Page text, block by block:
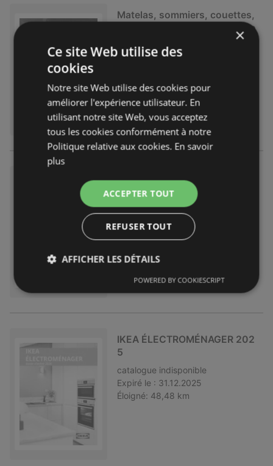
Matelas, sommiers, couettes,
oreillers, alèses et protèges-o
catalogue indisponible
Éloigné: 48,48 km
IKEA CUISINES Guide d’achat
2025
catalogue indisponible
31.12.2025
Éloigné:
48,48 km
IKEA ÉLECTROMÉNAGER 202
5
catalogue indisponible
Expiré le : 31.12.2025
Éloigné: 48,48 km
×
Ce site Web utilise des
cookies
Notre site Web utilise des cookies pour
améliorer l'expérience utilisateur. En
utilisant notre site Web, vous acceptez
tous les cookies conformément à notre
Politique relative aux cookies. En savoir
plus
ACCEPTER TOUT
REFUSER TOUT
AFFICHER LES DÉTAILS
POWERED BY COOKIESCRIPT